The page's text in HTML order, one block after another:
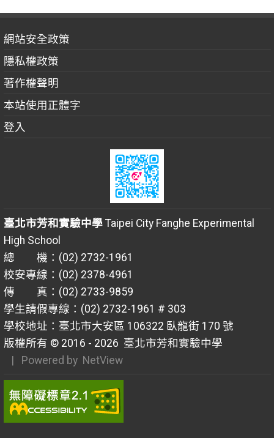
網站安全政策
隱私權政策
著作權聲明
本站使用正體字
登入
臺北市芳和實驗中學Taipei City Fanghe Experimental
High School
總 機：(02) 2732-1961
校安專線：(02) 2378-4961
傳 真：(02) 2733-9859
學生請假專線：(02) 2732-1961 # 303
學校地址：臺北市大安區 106322 臥龍街 170 號
版權所有 © 2016 - 2026 臺北市芳和實驗中學
| Powered by NetView